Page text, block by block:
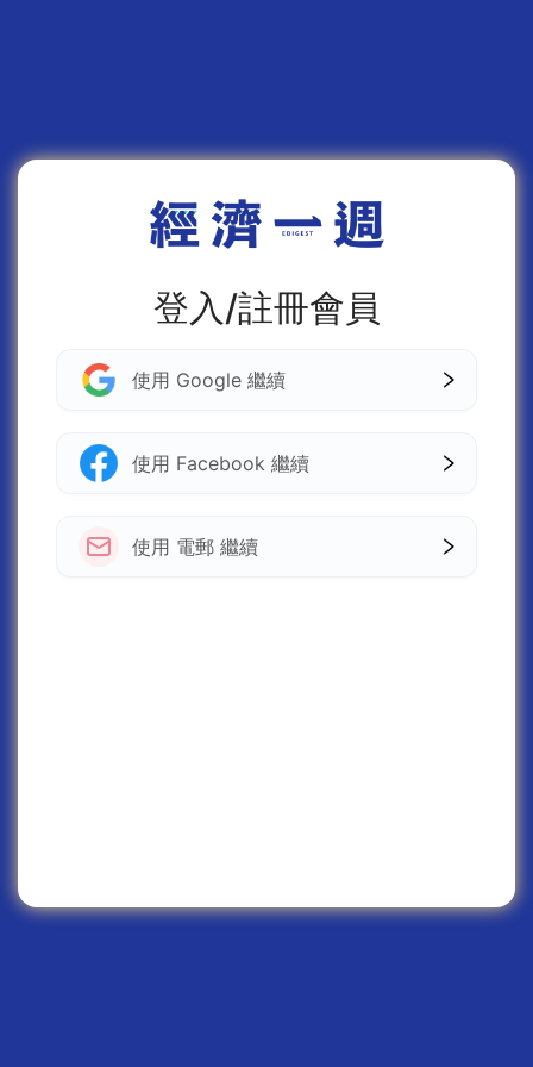
登入/註冊會員
使用 Google 繼續
使用 Facebook 繼續
使用 電郵 繼續